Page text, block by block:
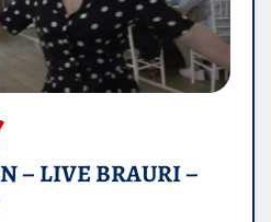
– LIVE BRAURI –